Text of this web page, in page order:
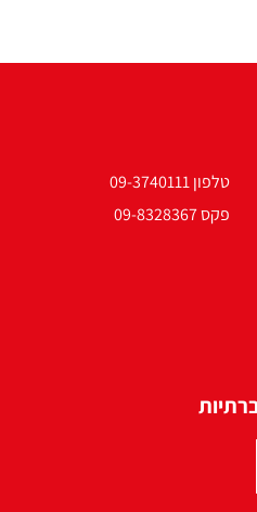
טלפון 09-3740111
פקס 09-8328367